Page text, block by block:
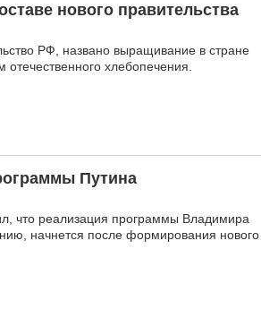
нового правительства
РФ, названо выращивание в стране
хлебопечения.
Путина
что реализация программы Владимира
начнется после формирования нового